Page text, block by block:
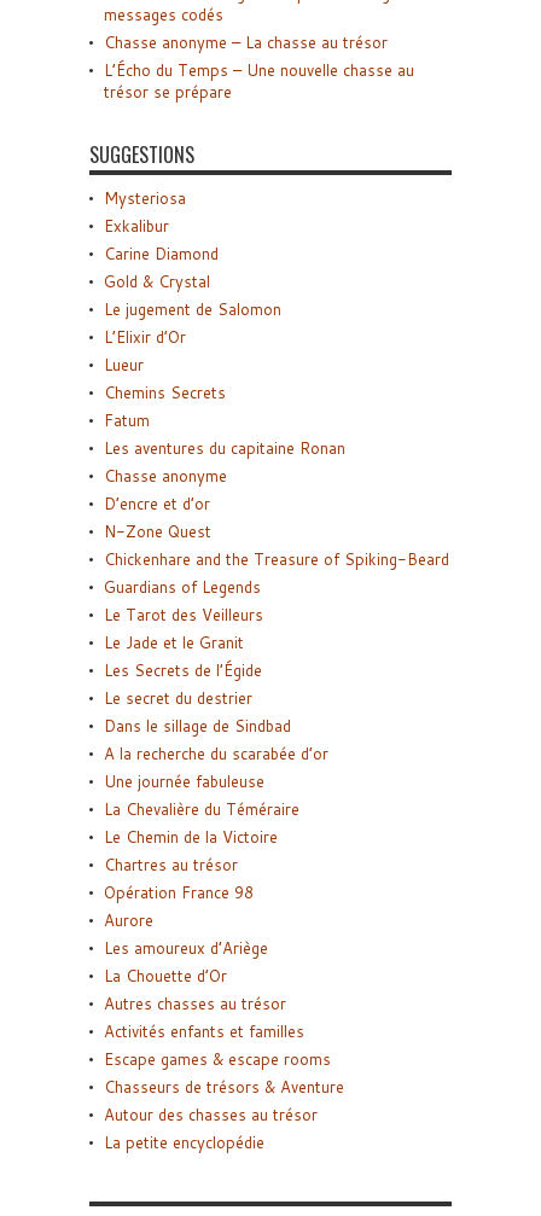
messages codés
Chasse anonyme – La chasse au trésor
L’Écho du Temps – Une nouvelle chasse au
trésor se prépare
SUGGESTIONS
Mysteriosa
Exkalibur
Carine Diamond
Gold & Crystal
Le jugement de Salomon
L’Elixir d’Or
Lueur
Chemins Secrets
Fatum
Les aventures du capitaine Ronan
Chasse anonyme
D’encre et d’or
N-Zone Quest
Chickenhare and the Treasure of Spiking-Beard
Guardians of Legends
Le Tarot des Veilleurs
Le Jade et le Granit
Les Secrets de l’Égide
Le secret du destrier
Dans le sillage de Sindbad
A la recherche du scarabée d’or
Une journée fabuleuse
La Chevalière du Téméraire
Le Chemin de la Victoire
Chartres au trésor
Opération France 98
Aurore
Les amoureux d’Ariège
La Chouette d’Or
Autres chasses au trésor
Activités enfants et familles
Escape games & escape rooms
Chasseurs de trésors & Aventure
Autour des chasses au trésor
La petite encyclopédie